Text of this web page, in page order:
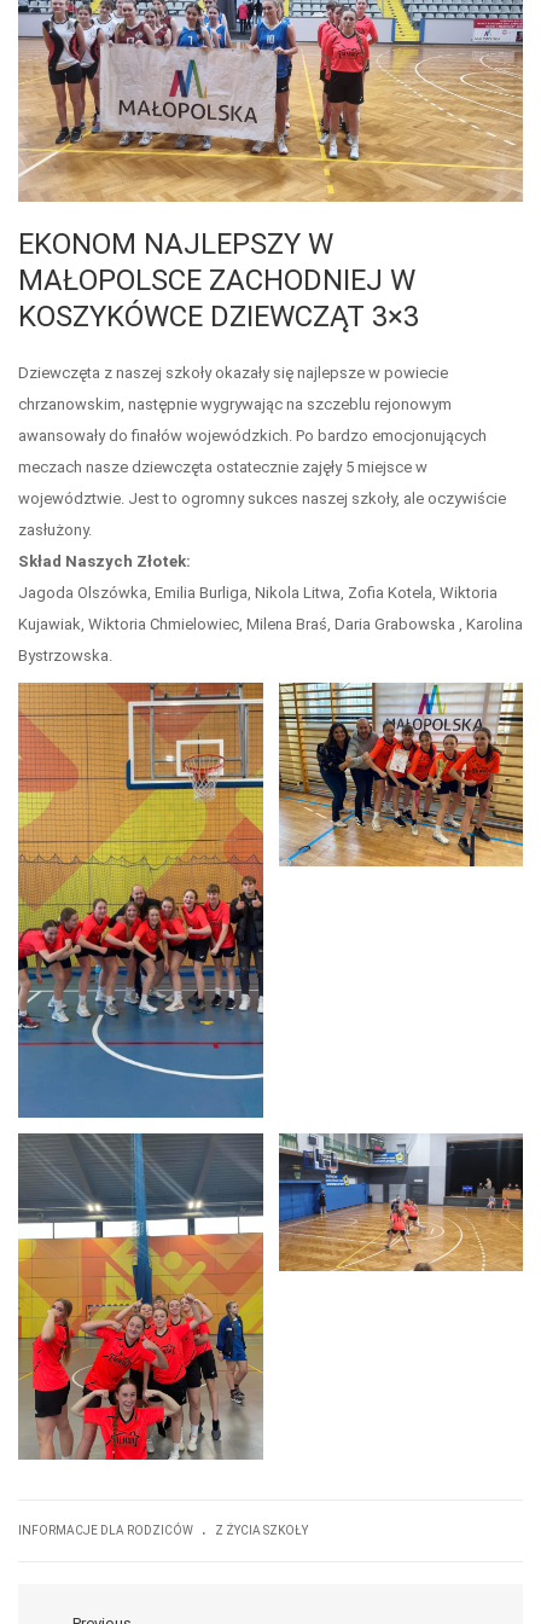
EKONOM NAJLEPSZY W
MAŁOPOLSCE ZACHODNIEJ W
KOSZYKÓWCE DZIEWCZĄT 3×3
Dziewczęta z naszej szkoły okazały się najlepsze w powiecie
chrzanowskim, następnie wygrywając na szczeblu rejonowym
awansowały do finałów wojewódzkich. Po bardzo emocjonujących
meczach nasze dziewczęta ostatecznie zajęły 5 miejsce w
województwie. Jest to ogromny sukces naszej szkoły, ale oczywiście
zasłużony.
Skład Naszych Złotek:
Jagoda Olszówka, Emilia Burliga, Nikola Litwa, Zofia Kotela, Wiktoria
Kujawiak, Wiktoria Chmielowiec, Milena Braś, Daria Grabowska , Karolina
Bystrzowska.
INFORMACJE DLA RODZICÓW . Z ŻYCIA SZKOŁY